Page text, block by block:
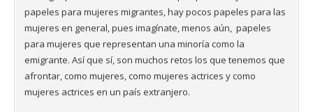
papeles para mujeres migrantes, hay pocos papeles para las
mujeres en general, pues imagínate, menos aún, papeles
para mujeres que representan una minoría como la
emigrante. Así que sí, son muchos retos los que tenemos que
afrontar, como mujeres, como mujeres actrices y como
mujeres actrices en un país extranjero.